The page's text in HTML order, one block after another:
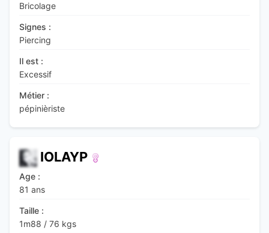
Bricolage
Signes :
Piercing
Il est :
Excessif
Métier :
pépinièriste
IOLAYP
Age :
81 ans
Taille :
1m88 / 76 kgs